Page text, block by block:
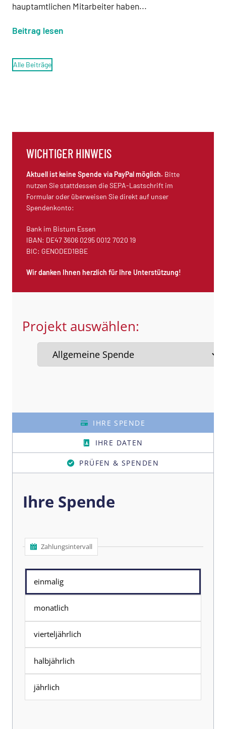
hauptamtlichen Mitarbeiter haben...
Beitrag lesen
Alle Beiträge
WICHTIGER HINWEIS
Aktuell ist keine Spende via PayPal möglich. Bitte
nutzen Sie stattdessen die SEPA-Lastschrift im
Formular oder überweisen Sie direkt auf unser
Spendenkonto:
Bank im Bistum Essen
IBAN: DE47 3606 0295 0012 7020 19
BIC: GENODED1BBE
Wir danken Ihnen herzlich für Ihre Unterstützung!